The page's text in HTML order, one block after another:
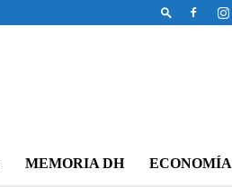
MEMORIA DH ECONOMÍA